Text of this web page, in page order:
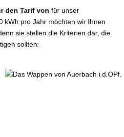
den Tarif von für unser
kWh pro Jahr möchten wir Ihnen
sie stellen die Kriterien dar, die
sollten: